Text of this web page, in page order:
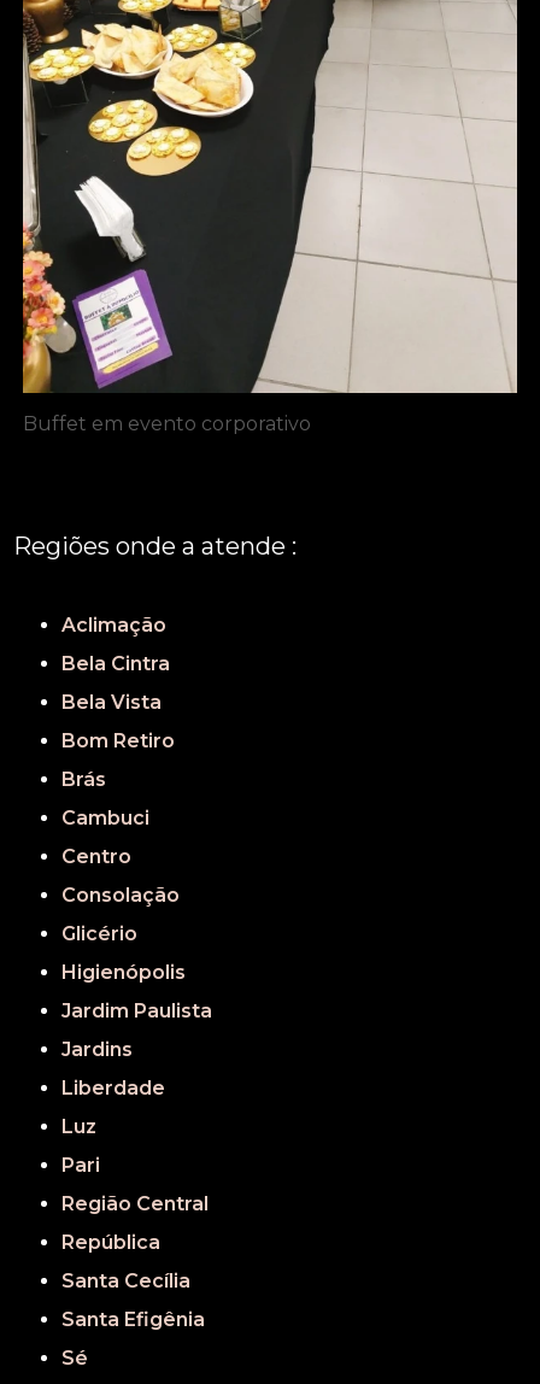
Buffet em evento corporativo
Regiões onde a atende :
Aclimação
Bela Cintra
Bela Vista
Bom Retiro
Brás
Cambuci
Centro
Consolação
Glicério
Higienópolis
Jardim Paulista
Jardins
Liberdade
Luz
Pari
Região Central
República
Santa Cecília
Santa Efigênia
Sé